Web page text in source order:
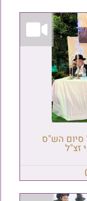
סיום הש"ס
זצ"ל